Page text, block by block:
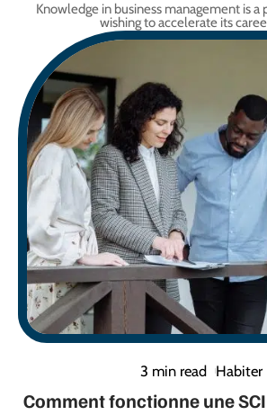
Knowledge in business management is
wishing to accelerate its
3 min read Habiter
Comment fonctionne une